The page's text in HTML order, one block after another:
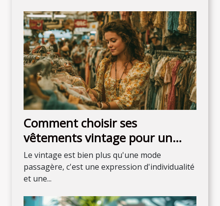
Comment choisir ses
vêtements vintage pour un
style unique
Le vintage est bien plus qu'une mode
passagère, c'est une expression d'individualité
et une...